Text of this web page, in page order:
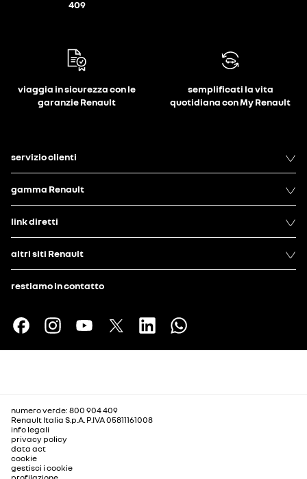
409
viaggia in sicurezza con le
garanzie Renault
semplificati la vita
quotidiana con My Renault
servizio clienti
gamma Renault
link diretti
altri siti Renault
restiamo in contatto
numero verde: 800 904 409
Renault Italia S.p.A. P.IVA 05811161008
info legali
privacy policy
data act
cookie
gestisci i cookie